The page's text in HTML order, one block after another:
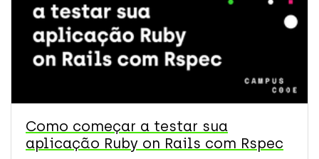
Como começar a testar sua
aplicação Ruby on Rails com Rspec